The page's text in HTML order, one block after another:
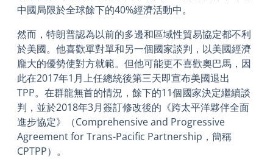
中國局限於全球餘下的40%經濟活動中。
然而，特朗普認為以前的多邊和區域性貿易協定都不利
於美國。他喜歡單對單和另一個國家談判，以美國經濟
龐大的優勢使對方就範。但他可能更不喜歡奧巴馬，因
此在2017年1月上任總統後第三天即宣布美國退出
TPP。在群龍無首的情況，餘下的11個國家決定繼續談
判，並於2018年3月簽訂修改後的《跨太平洋夥伴全面
進步協定》（Comprehensive and Progressive
Agreement for Trans-Pacific Partnership，簡稱
CPTPP）。